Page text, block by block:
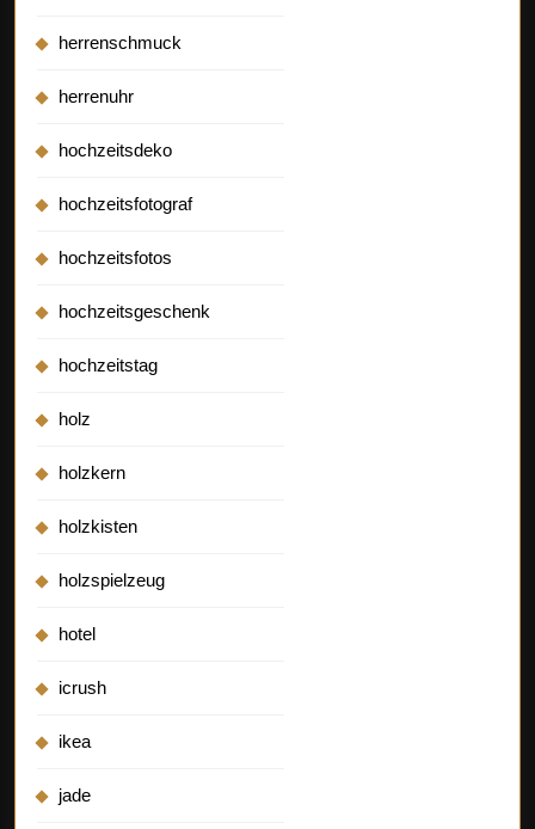
herrenschmuck
herrenuhr
hochzeitsdeko
hochzeitsfotograf
hochzeitsfotos
hochzeitsgeschenk
hochzeitstag
holz
holzkern
holzkisten
holzspielzeug
hotel
icrush
ikea
jade